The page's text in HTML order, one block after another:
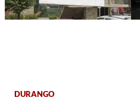
DURANGO